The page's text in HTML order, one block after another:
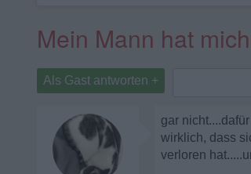
Mein Mann hat
Als Gast antworten +
gar
wirklich, dass
verloren